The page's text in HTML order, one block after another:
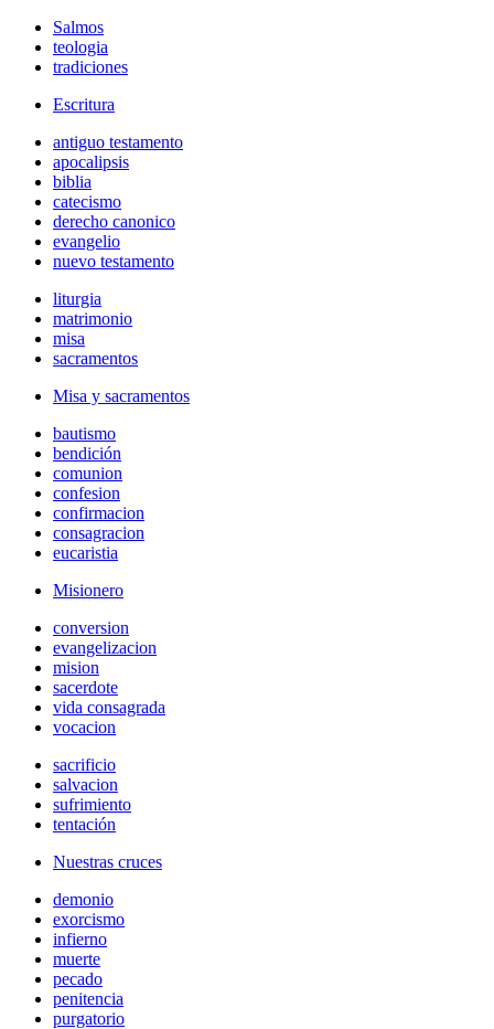
Salmos
teologia
tradiciones
Escritura
antiguo testamento
apocalipsis
biblia
catecismo
derecho canonico
evangelio
nuevo testamento
liturgia
matrimonio
misa
sacramentos
Misa y sacramentos
bautismo
bendición
comunion
confesion
confirmacion
consagracion
eucaristia
Misionero
conversion
evangelizacion
mision
sacerdote
vida consagrada
vocacion
sacrificio
salvacion
sufrimiento
tentación
Nuestras cruces
demonio
exorcismo
infierno
muerte
pecado
penitencia
purgatorio